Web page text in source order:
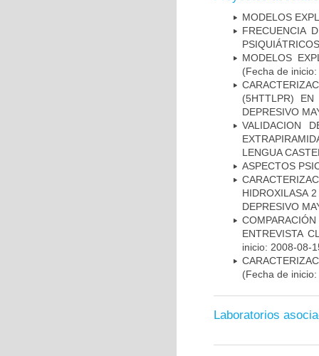
MODELOS
FRECUENCIA
MODELOS
(Fecha de
(5HTTLPR) EN
DEPRESIVO
VALIDACION
LENGUA
ASPECTOS
HIDROXILASA
DEPRESIVO
ENTREVISTA
inicio: 2008-08-
(Fecha de
Laboratorios